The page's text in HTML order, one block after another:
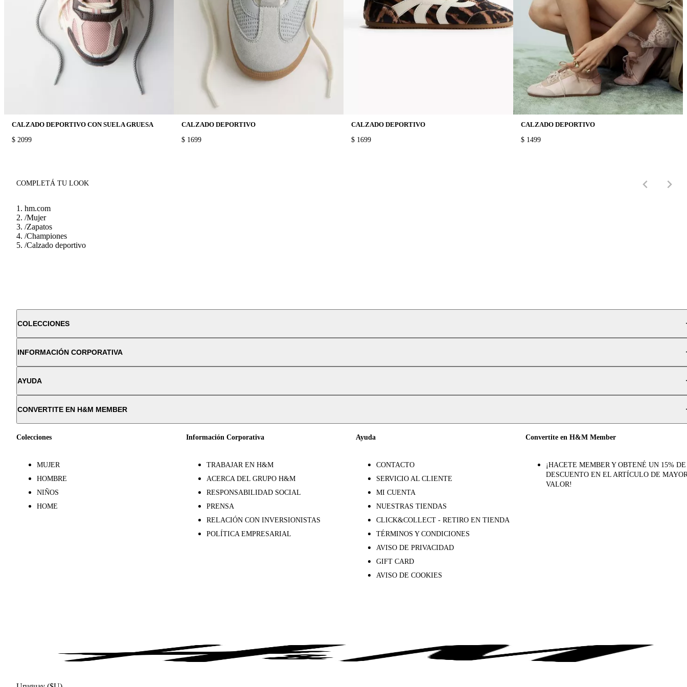
CALZADO DEPORTIVO CON SUELA GRUESA
PRICE:
$ 2099
CALZADO DEPORTIVO
PRICE:
$ 1699
CALZADO DEPORTIVO
PRICE:
$ 1699
CALZADO DEPORTIVO
PRICE:
$ 1499
COMPLETÁ TU LOOK
hm.com
/Mujer
/Zapatos
/Championes
/Calzado deportivo
COLECCIONES
INFORMACIÓN CORPORATIVA
AYUDA
CONVERTITE EN H&M MEMBER
Colecciones
MUJER
HOMBRE
NIÑOS
HOME
Información Corporativa
TRABAJAR EN H&M
ACERCA DEL GRUPO H&M
RESPONSABILIDAD SOCIAL
PRENSA
RELACIÓN CON INVERSIONISTAS
POLÍTICA EMPRESARIAL
Ayuda
CONTACTO
SERVICIO AL CLIENTE
MI CUENTA
NUESTRAS TIENDAS
CLICK&COLLECT - RETIRO EN TIENDA
TÉRMINOS Y CONDICIONES
AVISO DE PRIVACIDAD
GIFT CARD
AVISO DE COOKIES
Convertite en H&M Member
¡HACETE MEMBER Y OBTENÉ UN 15% DE
DESCUENTO EN EL ARTÍCULO DE
VALOR!